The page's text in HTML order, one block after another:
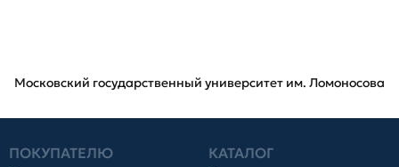
Московский государственный университет им. Ломоносова
ПОКУПАТЕЛЮ КАТАЛОГ